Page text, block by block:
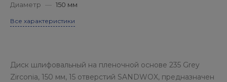
Диаметр — 150 мм
Все характеристики
Диск шлифовальный на пленочной основе 235 Grey
Zirconia, 150 мм, 15 отверстий SANDWOX, предназначен